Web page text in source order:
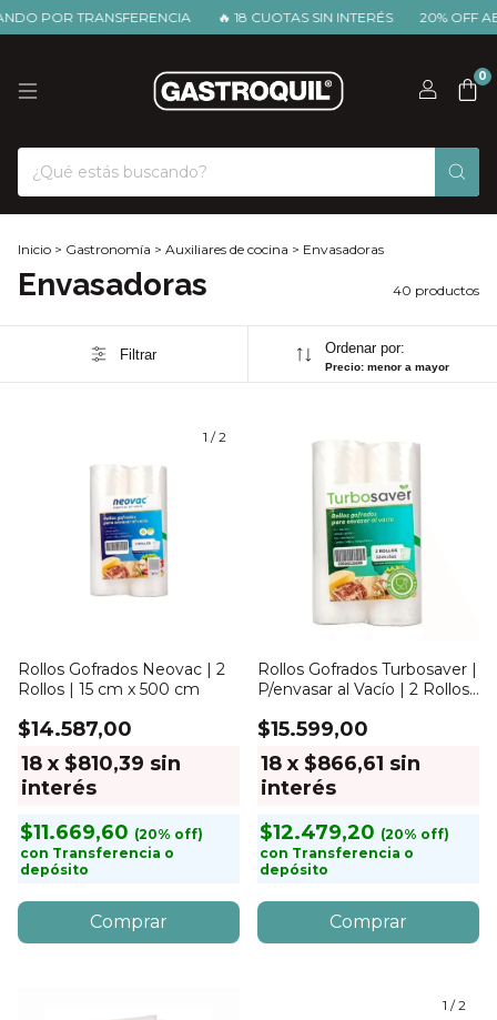
TRANSFERENCIA 🔥 18 CUOTAS SIN INTERÉS 20% OFF
0
Inicio > Gastronomía > Auxiliares de cocina > Envasadoras
Envasadoras 40 productos
Filtrar Ordenar por:
Precio: menor a mayor
1 /2
Rollos Gofrados Neovac | 2
Rollos | 15 cm x 500 cm
$14.587,00
18 x $810,39 sin
interés
$11.669,60
con Transferencia o
depósito
Rollos Gofrados Turbosaver |
P/envasar al Vacío | 2 Rollos |
$15.599,00
18 x $866,61 sin
interés
$12.479,20
con Transferencia o
depósito
1 /2